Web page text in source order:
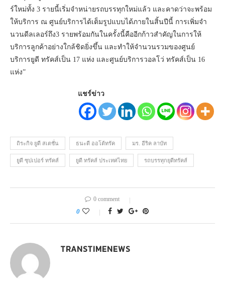
ร์ใหม่ทั้ง 3 รายนี้เริ่มจำหน่ายรถบรรทุกใหม่แล้ว และคาดว่าจะพร้อม
ให้บริการ ณ ศูนย์บริการได้เต็มรูปแบบได้ภายในสิ้นปีนี้ การเพิ่มจำ
นวนดีลเลอร์ถึง3 รายพร้อมกันในครั้งนี้คืออีกก้าวสำคัญในการให้
บริการลูกค้าอย่างใกล้ชิดยิ่งขึ้น และทำให้จำนวนรวมของศูนย์
บริการยูดี ทรัคส์เป็น 17 แห่ง และศูนย์บริการวอลโว่ ทรัคส์เป็น 16
แห่ง”
แชร์ข่าว
ถิระกิจ ยูดี สเตชั่น ธนะดี ออโต้ทรัค มร. อีริค ลาบัท
ยูดี ซุปเปอร์ ทรัคส์ ยูดี ทรัคส์ ประเทศไทย รถบรรทุกยุดีทรัคส์
0 comment
0
TRANSTIMENEWS